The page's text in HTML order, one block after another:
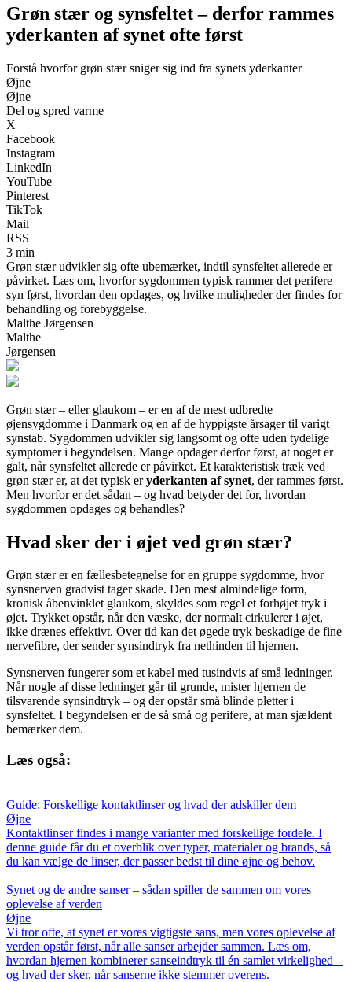
Grøn stær og synsfeltet – derfor rammes
yderkanten af synet ofte først
Forstå hvorfor grøn stær sniger sig ind fra synets yderkanter
Øjne
Øjne
Del og spred varme
X
Facebook
Instagram
LinkedIn
YouTube
Pinterest
TikTok
Mail
RSS
3 min
Grøn stær udvikler sig ofte ubemærket, indtil synsfeltet allerede er
påvirket. Læs om, hvorfor sygdommen typisk rammer det perifere
syn først, hvordan den opdages, og hvilke muligheder der findes for
behandling og forebyggelse.
Malthe Jørgensen
Malthe
Jørgensen
Grøn stær – eller glaukom – er en af de mest udbredte
øjensygdomme i Danmark og en af de hyppigste årsager til varigt
synstab. Sygdommen udvikler sig langsomt og ofte uden tydelige
symptomer i begyndelsen. Mange opdager derfor først, at noget er
galt, når synsfeltet allerede er påvirket. Et karakteristisk træk ved
grøn stær er, at det typisk eryderkanten af synet, der rammes først.
Men hvorfor er det sådan – og hvad betyder det for, hvordan
sygdommen opdages og behandles?
Hvad sker der i øjet ved grøn stær?
Grøn stær er en fællesbetegnelse for en gruppe sygdomme, hvor
synsnerven gradvist tager skade. Den mest almindelige form,
kronisk åbenvinklet glaukom, skyldes som regel et forhøjet tryk i
øjet. Trykket opstår, når den væske, der normalt cirkulerer i øjet,
ikke drænes effektivt. Over tid kan det øgede tryk beskadige de fine
nervefibre, der sender synsindtryk fra nethinden til hjernen.
Synsnerven fungerer som et kabel med tusindvis af små ledninger.
Når nogle af disse ledninger går til grunde, mister hjernen de
tilsvarende synsindtryk – og der opstår små blinde pletter i
synsfeltet. I begyndelsen er de så små og perifere, at man sjældent
bemærker dem.
Læs også:
Guide: Forskellige kontaktlinser og hvad der adskiller dem
Øjne
Kontaktlinser findes i mange varianter med forskellige fordele. I
denne guide får du et overblik over typer, materialer og brands, så
du kan vælge de linser, der passer bedst til dine øjne og behov.
Synet og de andre sanser – sådan spiller de sammen om vores
oplevelse af verden
Øjne
Vi tror ofte, at synet er vores vigtigste sans, men vores oplevelse af
verden opstår først, når alle sanser arbejder sammen. Læs om,
hvordan hjernen kombinerer sanseindtryk til én samlet virkelighed –
og hvad der sker, når sanserne ikke stemmer overens.